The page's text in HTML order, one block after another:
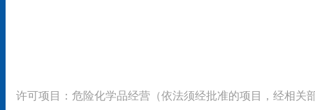
许可项目：危险化学品经营（依法须经批准的项目，经相